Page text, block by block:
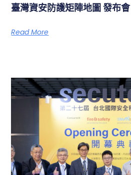
臺灣資安防護矩陣地圖 發布會
Read More